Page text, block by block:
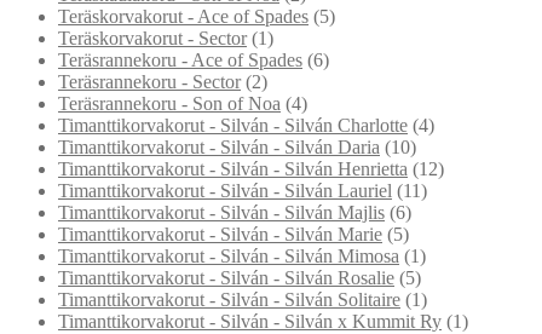
Teräskorvakorut - Ace of Spades (5)
Teräskorvakorut - Sector (1)
Teräsrannekoru - Ace of Spades (6)
Teräsrannekoru - Sector (2)
Teräsrannekoru - Son of Noa (4)
Timanttikorvakorut - Silván - Silván Charlotte (4)
Timanttikorvakorut - Silván - Silván Daria (10)
Timanttikorvakorut - Silván - Silván Henrietta (12)
Timanttikorvakorut - Silván - Silván Lauriel (11)
Timanttikorvakorut - Silván - Silván Majlis (6)
Timanttikorvakorut - Silván - Silván Marie (5)
Timanttikorvakorut - Silván - Silván Mimosa (1)
Timanttikorvakorut - Silván - Silván Rosalie (5)
Timanttikorvakorut - Silván - Silván Solitaire (1)
Timanttikorvakorut - Silván - Silván x Kummit Ry (1)